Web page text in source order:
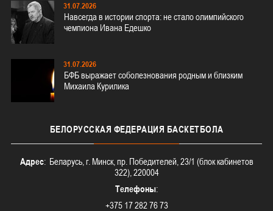
31.07.2026
Навсегда в истории спорта: не стало олимпийского
чемпиона Ивана Едешко
31.07.2026
БФБ выражает соболезнования родным и близким
Михаила Курилика
БЕЛОРУССКАЯ ФЕДЕРАЦИЯ БАСКЕТБОЛА
Адрес: Беларусь, г. Минск, пр. Победителей, 23/1 (блок кабинетов
322), 220004
Телефоны:
+375 17 282 76 73